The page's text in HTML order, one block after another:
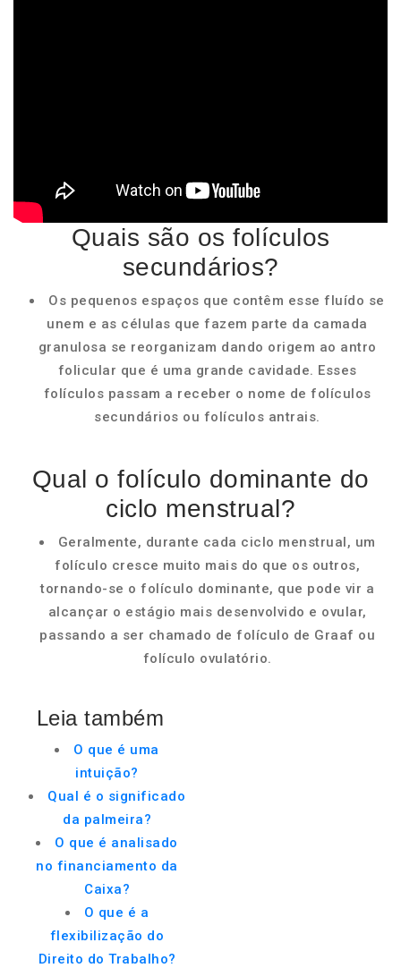
Quais são os folículos
secundários?
Os pequenos espaços que contêm esse fluído se
unem e as células que fazem parte da camada
granulosa se reorganizam dando origem ao antro
folicular que é uma grande cavidade. Esses
folículos passam a receber o nome de folículos
secundários ou folículos antrais.
Qual o folículo dominante do
ciclo menstrual?
Geralmente, durante cada ciclo menstrual, um
folículo cresce muito mais do que os outros,
tornando-se o folículo dominante, que pode vir a
alcançar o estágio mais desenvolvido e ovular,
passando a ser chamado de folículo de Graaf ou
folículo ovulatório.
Leia também
O que é uma
intuição?
Qual é o significado
da palmeira?
O que é analisado
no financiamento da
Caixa?
O que é a
flexibilização do
Direito do Trabalho?